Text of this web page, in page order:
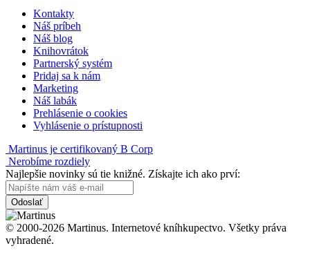
Kontakty
Náš príbeh
Náš blog
Knihovrátok
Partnerský systém
Pridaj sa k nám
Marketing
Náš labák
Prehlásenie o cookies
Vyhlásenie o prístupnosti
Martinus je certifikovaný B Corp
Nerobíme rozdiely
Najlepšie novinky sú tie knižné. Získajte ich ako prví:
Odoslať
© 2000-2026 Martinus. Internetové kníhkupectvo. Všetky práva
vyhradené.